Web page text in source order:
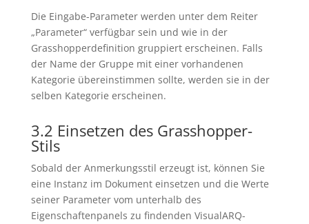
Die Eingabe-Parameter werden unter dem Reiter
„Parameter“ verfügbar sein und wie in der
Grasshopperdefinition gruppiert erscheinen. Falls
der Name der Gruppe mit einer vorhandenen
Kategorie übereinstimmen sollte, werden sie in der
selben Kategorie erscheinen.
3.2 Einsetzen des Grasshopper-
Stils
Sobald der Anmerkungsstil erzeugt ist, können Sie
eine Instanz im Dokument einsetzen und die Werte
seiner Parameter vom unterhalb des
Eigenschaftenpanels zu findenden VisualARQ-